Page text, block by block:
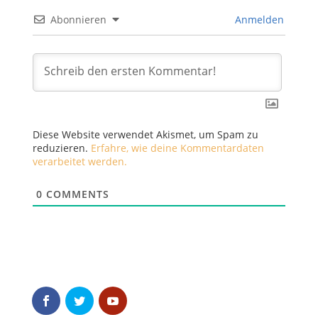
Abonnieren Anmelden
Diese Website verwendet Akismet, um Spam zu
reduzieren. Erfahre, wie deine Kommentardaten
verarbeitet werden.
0 COMMENTS